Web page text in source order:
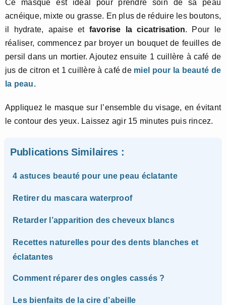
Ce masque est idéal pour prendre soin de sa peau
acnéique, mixte ou grasse. En plus de réduire les boutons,
il hydrate, apaise etfavorise la cicatrisation. Pour le
réaliser, commencez par broyer un bouquet de feuilles de
persil dans un mortier. Ajoutez ensuite 1 cuillère à café de
jus de citron et 1 cuillère à café de miel pour la beauté de
la peau.
Appliquez le masque sur l’ensemble du visage, en évitant
le contour des yeux. Laissez agir 15 minutes puis rincez.
Publications Similaires :
4 astuces beauté pour une peau éclatante
Retirer du mascara waterproof
Retarder l’apparition des cheveux blancs
Recettes naturelles pour des dents blanches et
éclatantes
Comment réparer des ongles cassés ?
Les bienfaits de la cire d’abeille